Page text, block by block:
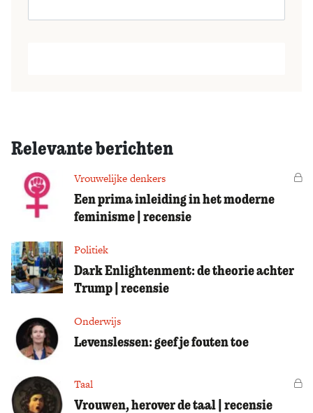
Relevante berichten
Vrouwelijke denkers
Een prima inleiding in het moderne
feminisme | recensie
Politiek
Dark Enlightenment: de theorie achter
Trump | recensie
Onderwijs
Levenslessen: geef je fouten toe
Taal
Vrouwen, herover de taal | recensie